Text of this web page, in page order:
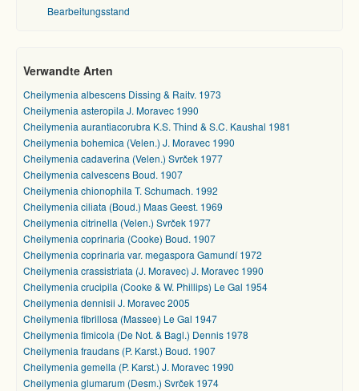
Bearbeitungsstand
Verwandte Arten
Cheilymenia albescens Dissing & Raitv. 1973
Cheilymenia asteropila J. Moravec 1990
Cheilymenia aurantiacorubra K.S. Thind & S.C. Kaushal 1981
Cheilymenia bohemica (Velen.) J. Moravec 1990
Cheilymenia cadaverina (Velen.) Svrček 1977
Cheilymenia calvescens Boud. 1907
Cheilymenia chionophila T. Schumach. 1992
Cheilymenia ciliata (Boud.) Maas Geest. 1969
Cheilymenia citrinella (Velen.) Svrček 1977
Cheilymenia coprinaria (Cooke) Boud. 1907
Cheilymenia coprinaria var. megaspora Gamundí 1972
Cheilymenia crassistriata (J. Moravec) J. Moravec 1990
Cheilymenia crucipila (Cooke & W. Phillips) Le Gal 1954
Cheilymenia dennisii J. Moravec 2005
Cheilymenia fibrillosa (Massee) Le Gal 1947
Cheilymenia fimicola (De Not. & Bagl.) Dennis 1978
Cheilymenia fraudans (P. Karst.) Boud. 1907
Cheilymenia gemella (P. Karst.) J. Moravec 1990
Cheilymenia glumarum (Desm.) Svrček 1974